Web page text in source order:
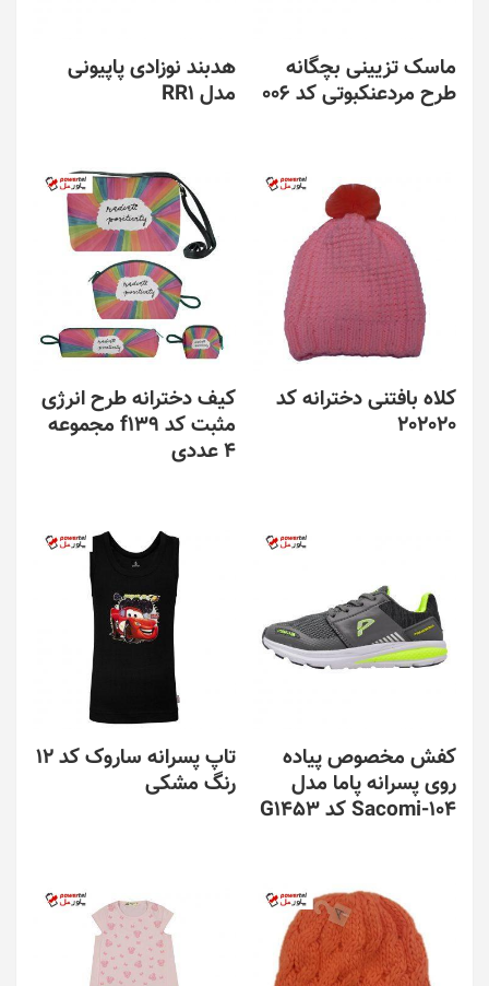
ماسک تزیینی بچگانه
طرح مردعنکبوتی کد 006
هدبند نوزادی پاپیونی
مدل RR1
کلاه بافتنی دخترانه کد
202020
کیف دخترانه طرح انرژی
مثبت کد f139 مجموعه
4 عددی
کفش مخصوص پیاده
روی پسرانه پاما مدل
Sacomi-104 کد G1453
تاپ پسرانه ساروک کد 12
رنگ مشکی